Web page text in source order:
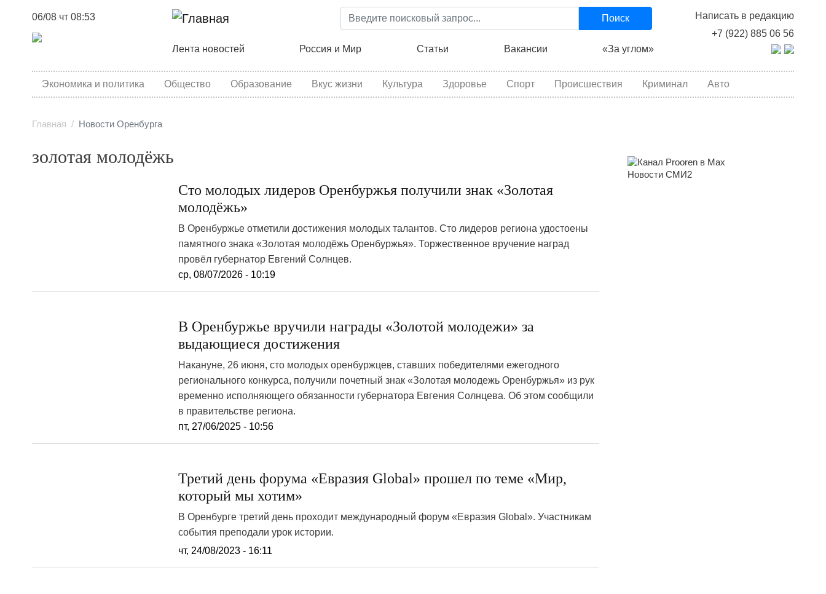
Перейти
к
содержанию
06/08 чт 08:53
Написать в редакцию
+7 (922) 885 06 56
Поиск
Основная навигация
Лента новостей Россия и Мир Статьи Вакансии «За углом»
category menu
Экономика и политика Общество Образование Вкус жизни Культура Здоровье Спорт Происшествия Криминал Авто
Главная Новости Оренбурга
золотая молодёжь
Сто молодых лидеров Оренбуржья получили знак «Золотая
молодёжь»
В Оренбуржье отметили достижения молодых талантов. Сто лидеров региона удостоены
памятного знака «Золотая молодёжь Оренбуржья». Торжественное вручение наград
провёл губернатор Евгений Солнцев.
ср, 08/07/2026 - 10:19
В Оренбуржье вручили награды «Золотой молодежи» за
выдающиеся достижения
Накануне, 26 июня, сто молодых оренбуржцев, ставших победителями ежегодного
регионального конкурса, получили почетный знак «Золотая молодежь Оренбуржья» из рук
временно исполняющего обязанности губернатора Евгения Солнцева. Об этом сообщили
в правительстве региона.
пт, 27/06/2025 - 10:56
Третий день форума «Евразия Global» прошел по теме «Мир,
который мы хотим»
В Оренбурге третий день проходит международный форум «Евразия Global». Участникам
события преподали урок истории.
чт, 24/08/2023 - 16:11
Новости СМИ2